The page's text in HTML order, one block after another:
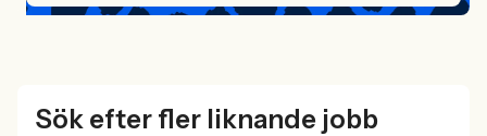
Sök efter fler liknande jobb